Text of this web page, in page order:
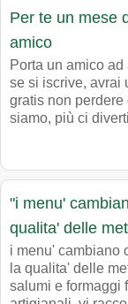
Per te un mese
amico
Porta un amico
se si iscrive, avrai
gratis non
siamo, più ci
"i menu'
qualita' delle
i menu' cambiano
la qualita' delle
salumi e formaggi